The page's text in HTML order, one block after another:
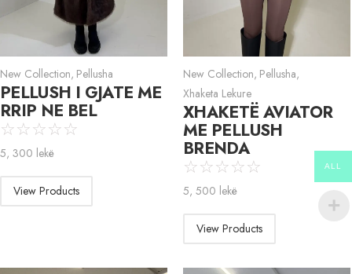
New Collection, Pellusha
PELLUSH I GJATE ME
RRIP NE BEL
☆☆☆☆☆
5, 300 lekë
View Products
New Collection, Pellusha,
Xhaketa Lekure
XHAKETË AVIATOR
ME PELLUSH
BRENDA
☆☆☆☆☆
5, 500 lekë
View Products
ALL